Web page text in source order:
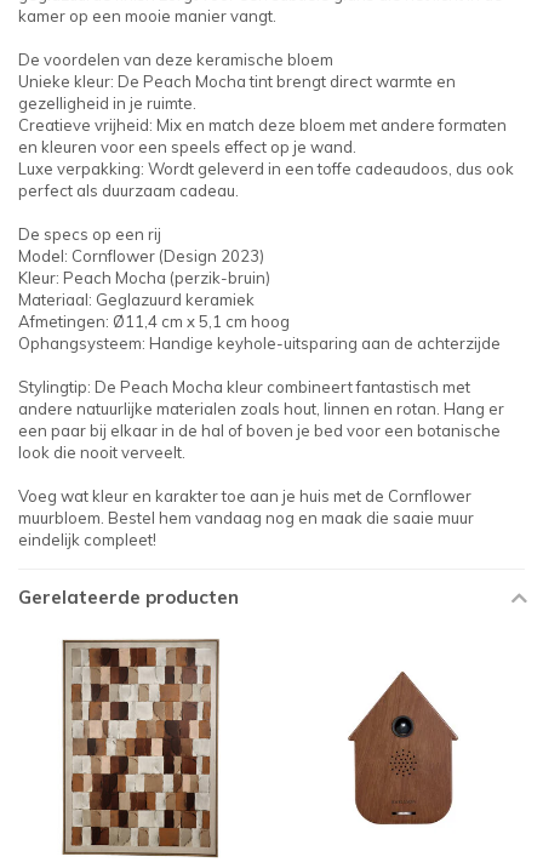
kamer op een mooie manier vangt.
De voordelen van deze keramische bloem
Unieke kleur: De Peach Mocha tint brengt direct warmte en
gezelligheid in je ruimte.
Creatieve vrijheid: Mix en match deze bloem met andere formaten
en kleuren voor een speels effect op je wand.
Luxe verpakking: Wordt geleverd in een toffe cadeaudoos, dus ook
perfect als duurzaam cadeau.
De specs op een rij
Model: Cornflower (Design 2023)
Kleur: Peach Mocha (perzik-bruin)
Materiaal: Geglazuurd keramiek
Afmetingen: Ø11,4 cm x 5,1 cm hoog
Ophangsysteem: Handige keyhole-uitsparing aan de achterzijde
Stylingtip: De Peach Mocha kleur combineert fantastisch met
andere natuurlijke materialen zoals hout, linnen en rotan. Hang er
een paar bij elkaar in de hal of boven je bed voor een botanische
look die nooit verveelt.
Voeg wat kleur en karakter toe aan je huis met de Cornflower
muurbloem. Bestel hem vandaag nog en maak die saaie muur
eindelijk compleet!
Gerelateerde producten